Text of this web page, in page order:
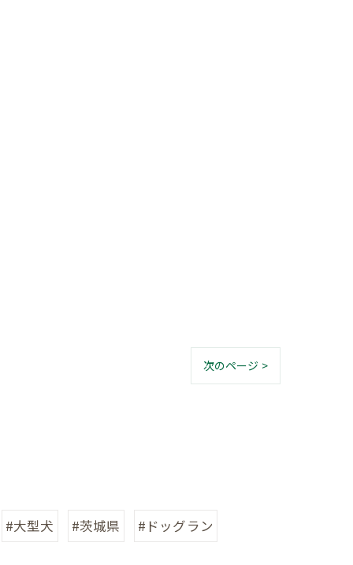
次のページ >
#大型犬 #茨城県
#ドッグラン